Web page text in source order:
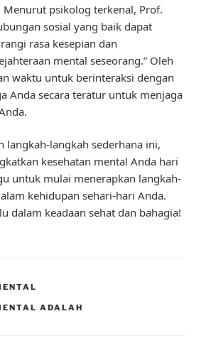
Menurut psikolog terkenal, Prof.
sosial yang baik dapat
rasa kesepian dan
mental seseorang.” Oleh
waktu untuk berinteraksi dengan
Anda secara teratur untuk menjaga
langkah-langkah sederhana ini,
kesehatan mental Anda hari
untuk mulai menerapkan langkah-
kehidupan sehari-hari Anda.
dalam keadaan sehat dan bahagia!
ADALAH